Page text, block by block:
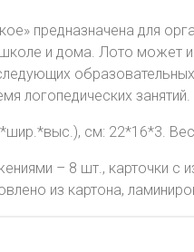
предназначена для
и дома. Лото может
логопедических занятий.
см: 22*16*3.
– 8 шт., карточки с
из картона,